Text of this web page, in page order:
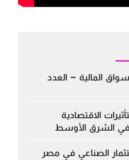
المالية – العدد
الاقتصادية
في الشرق الأوسط
الصناعي في مصر